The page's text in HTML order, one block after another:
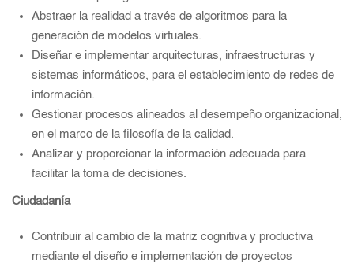
Abstraer la realidad a través de algoritmos para la
generación de modelos virtuales.
Diseñar e implementar arquitecturas, infraestructuras y
sistemas informáticos, para el establecimiento de redes de
información.
Gestionar procesos alineados al desempeño organizacional,
en el marco de la filosofía de la calidad.
Analizar y proporcionar la información adecuada para
facilitar la toma de decisiones.
Ciudadanía
Contribuir al cambio de la matriz cognitiva y productiva
mediante el diseño e implementación de proyectos